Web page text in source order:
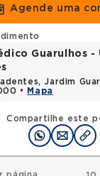
Agende uma
Compartilhe este
Guarulhos -
Jardim
•
Mapa